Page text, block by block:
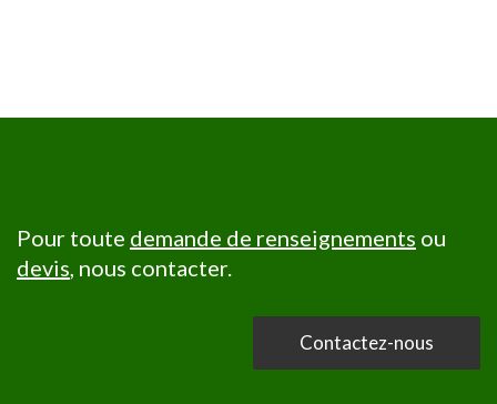
Pour toute demande de renseignements ou
devis, nous contacter.
Contactez-nous